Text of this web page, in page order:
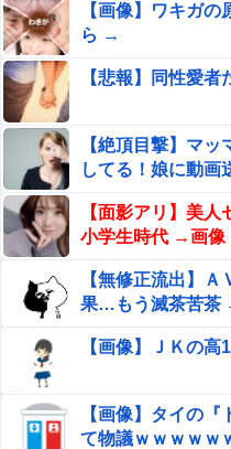
【画像】ワキガ
ら →
【悲報】同性愛
【絶頂目撃】マ
してる！娘に動画
【面影アリ】美人
小学生時代 →画像
【無修正流出】
果…もう滅茶苦茶
【画像】ＪＫの
【画像】タイの
て物議ｗｗｗｗｗ